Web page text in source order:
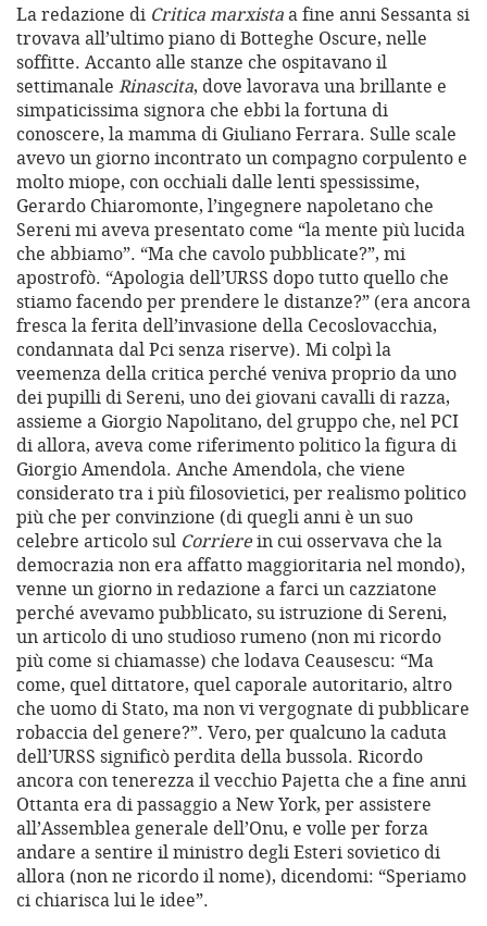
La redazione di Critica marxistaa fine anni Sessanta si
trovava all’ultimo piano di Botteghe Oscure, nelle
soffitte. Accanto alle stanze che ospitavano il
settimanale Rinascita, dove lavorava una brillante e
simpaticissima signora che ebbi la fortuna di
conoscere, la mamma di Giuliano Ferrara. Sulle scale
avevo un giorno incontrato un compagno corpulento e
molto miope, con occhiali dalle lenti spessissime,
Gerardo Chiaromonte, l’ingegnere napoletano che
Sereni mi aveva presentato come “la mente più lucida
che abbiamo”. “Ma che cavolo pubblicate?”, mi
apostrofò. “Apologia dell’URSS dopo tutto quello che
stiamo facendo per prendere le distanze?” (era ancora
fresca la ferita dell’invasione della Cecoslovacchia,
condannata dal Pci senza riserve). Mi colpì la
veemenza della critica perché veniva proprio da uno
dei pupilli di Sereni, uno dei giovani cavalli di razza,
assieme a Giorgio Napolitano, del gruppo che, nel PCI
di allora, aveva come riferimento politico la figura di
Giorgio Amendola. Anche Amendola, che viene
considerato tra i più filosovietici, per realismo politico
più che per convinzione (di quegli anni è un suo
celebre articolo sul Corrierein cui osservava che la
democrazia non era affatto maggioritaria nel mondo),
venne un giorno in redazione a farci un cazziatone
perché avevamo pubblicato, su istruzione di Sereni,
un articolo di uno studioso rumeno (non mi ricordo
più come si chiamasse) che lodava Ceausescu: “Ma
come, quel dittatore, quel caporale autoritario, altro
che uomo di Stato, ma non vi vergognate di pubblicare
robaccia del genere?”. Vero, per qualcuno la caduta
dell’URSS significò perdita della bussola. Ricordo
ancora con tenerezza il vecchio Pajetta che a fine anni
Ottanta era di passaggio a New York, per assistere
all’Assemblea generale dell’Onu, e volle per forza
andare a sentire il ministro degli Esteri sovietico di
allora (non ne ricordo il nome), dicendomi: “Speriamo
ci chiarisca lui le idee”.